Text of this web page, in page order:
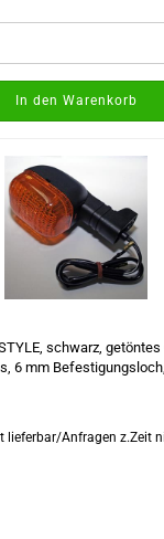
In den Warenkorb
schwarz,
6 mm
z.Zeit